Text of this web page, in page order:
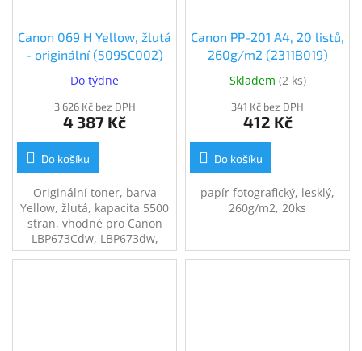
Canon 069 H Yellow, žlutá
- originální (5095C002)
Do týdne
3 626 Kč bez DPH
4 387 Kč
Do košíku
Originální toner, barva
Yellow, žlutá, kapacita 5500
stran, vhodné pro Canon
LBP673Cdw, LBP673dw,
MF752Cdw, MF754Cdw
Canon PP-201 A4, 20 listů,
260g/m2 (2311B019)
Skladem (2 ks)
341 Kč bez DPH
412 Kč
Do košíku
papír fotografický, lesklý,
260g/m2, 20ks